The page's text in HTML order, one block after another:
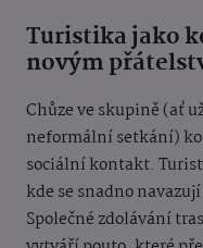
Turistika jako
novým
Chůze ve skupině (ať
neformální setkání)
sociální kontakt.
kde se snadno
Společné zdolávání